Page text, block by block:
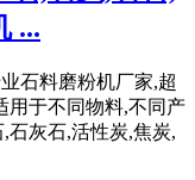
...
石料磨粉机厂家,超
用于不同物料,不同产
石灰石,活性炭,焦炭,